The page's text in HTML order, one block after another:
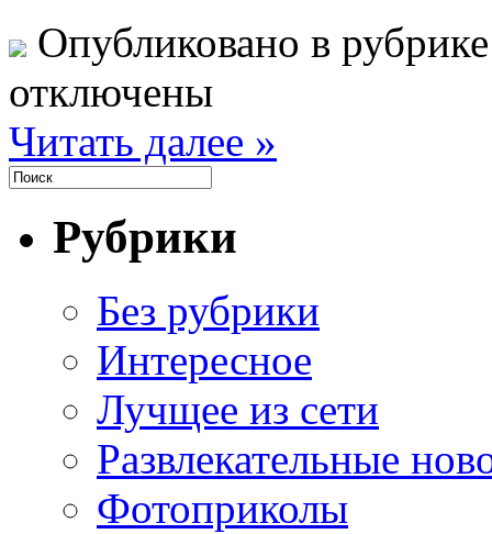
Опубликовано в
отключены
Читать далее »
Рубрики
Без рубрики
Интересное
Лучщее из сети
Развлекательные
Фотоприколы